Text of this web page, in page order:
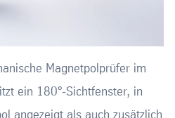
Magnetpolprüfer im
ein 180°-Sichtfenster, in
angezeigt als auch zusätzlich